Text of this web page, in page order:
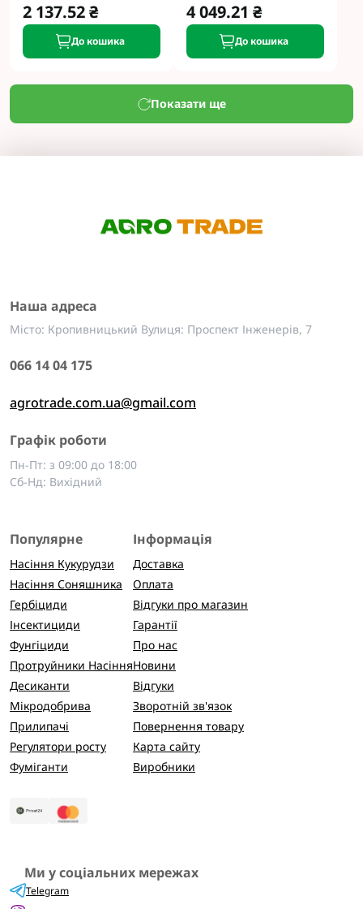
2 137.52 ₴
До кошика
4 049.21 ₴
До кошика
Показати ще
Наша адреса
Місто: Кропивницький Вулиця: Проспект Інженерів, 7
066 14 04 175
agrotrade.com.ua@gmail.com
Графік роботи
Пн-Пт: з 09:00 до 18:00
Сб-Нд: Вихідний
Популярне
Насіння Кукурудзи
Насіння Соняшника
Гербіциди
Інсектициди
Фунгіциди
Протруйники Насіння
Десиканти
Мікродобрива
Прилипачі
Регулятори росту
Фуміганти
Інформація
Доставка
Оплата
Відгуки про магазин
Гарантії
Про нас
Новини
Відгуки
Зворотній зв'язок
Повернення товару
Карта сайту
Виробники
Ми у соціальних мережах
Telegram